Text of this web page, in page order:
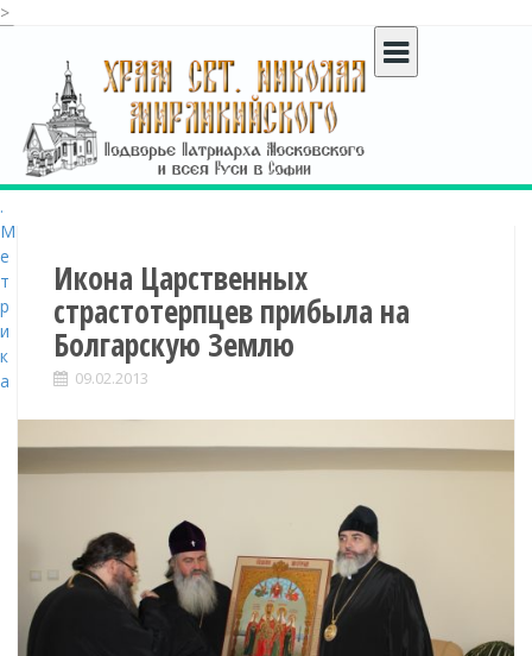
>
c
o
n
t
e
n
t
Икона Царственных
страстотерпцев прибыла на
Болгарскую Землю
09.02.2013